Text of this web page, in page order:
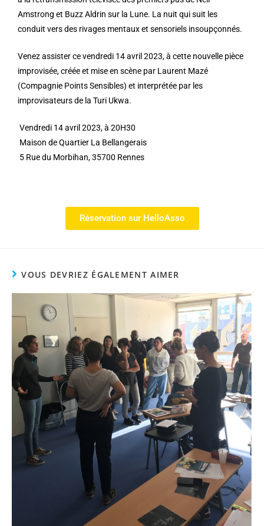
Amstrong et Buzz Aldrin sur la Lune. La nuit qui suit les
conduit vers des rivages mentaux et sensoriels insoupçonnés.
Venez assister ce vendredi 14 avril 2023, à cette nouvelle pièce
improvisée, créée et mise en scène par Laurent Mazé
(Compagnie Points Sensibles) et interprétée par les
improvisateurs de la Turi Ukwa.
Vendredi 14 avril 2023, à 20H30
Maison de Quartier La Bellangerais
5 Rue du Morbihan, 35700 Rennes
Réservation sur HelloAsso
VOUS DEVRIEZ ÉGALEMENT AIMER